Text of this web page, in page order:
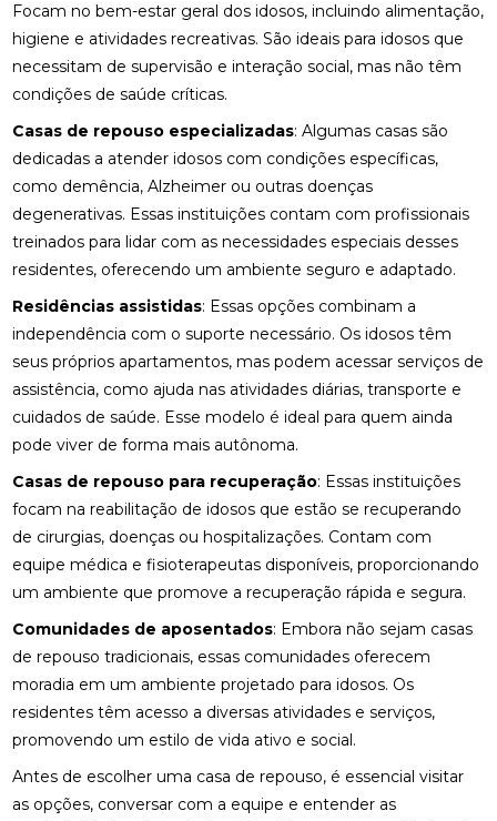
Focam no bem-estar geral dos idosos, incluindo alimentação,
higiene e atividades recreativas. São ideais para idosos que
necessitam de supervisão e interação social, mas não têm
condições de saúde críticas.
Casas de repouso especializadas: Algumas casas são
dedicadas a atender idosos com condições específicas,
como demência, Alzheimer ou outras doenças
degenerativas. Essas instituições contam com profissionais
treinados para lidar com as necessidades especiais desses
residentes, oferecendo um ambiente seguro e adaptado.
Residências assistidas: Essas opções combinam a
independência com o suporte necessário. Os idosos têm
seus próprios apartamentos, mas podem acessar serviços de
assistência, como ajuda nas atividades diárias, transporte e
cuidados de saúde. Esse modelo é ideal para quem ainda
pode viver de forma mais autônoma.
Casas de repouso para recuperação: Essas instituições
focam na reabilitação de idosos que estão se recuperando
de cirurgias, doenças ou hospitalizações. Contam com
equipe médica e fisioterapeutas disponíveis, proporcionando
um ambiente que promove a recuperação rápida e segura.
Comunidades de aposentados: Embora não sejam casas
de repouso tradicionais, essas comunidades oferecem
moradia em um ambiente projetado para idosos. Os
residentes têm acesso a diversas atividades e serviços,
promovendo um estilo de vida ativo e social.
Antes de escolher uma casa de repouso, é essencial visitar
as opções, conversar com a equipe e entender as